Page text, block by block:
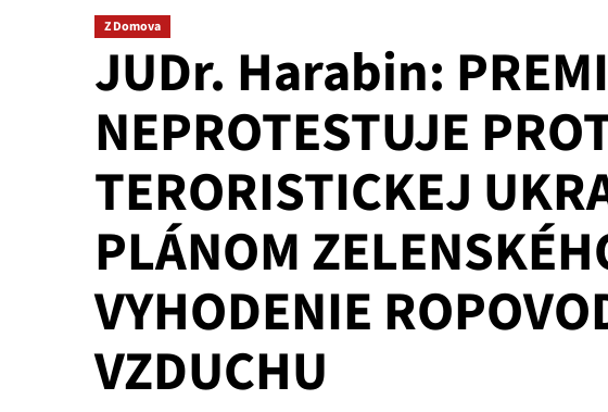
Z Domova
JUDr. Harabin:
NEPROTESTUJE
TERORISTICKEJ
PLÁNOM
VYHODENIE
VZDUCHU